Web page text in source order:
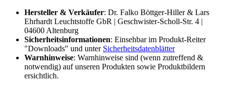
Hersteller & Verkäufer: Dr. Falko Böttger-Hiller & Lars
Ehrhardt Leuchtstoffe GbR | Geschwister-Scholl-Str. 4 |
04600 Altenburg
Sicherheitsinformationen: Einsehbar im Produkt-Reiter
"Downloads" und unter Sicherheitsdatenblätter
Warnhinweise: Warnhinweise sind (wenn zutreffend &
notwendig) auf unseren Produkten sowie Produktbildern
ersichtlich.